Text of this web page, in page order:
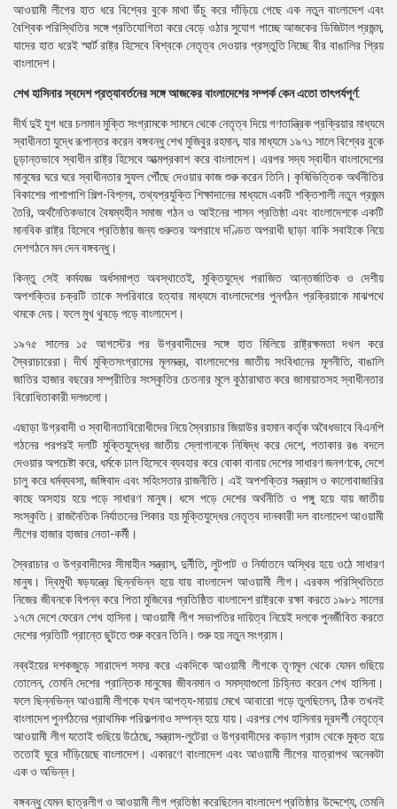
আওয়ামী লীগের হাত ধরে বিশ্বের বুকে মাথা উঁচু করে দাঁড়িয়ে গেছে এক নতুন বাংলাদেশ এবং
বৈশ্বিক পরিস্থিতির সঙ্গে প্রতিযোগিতা করে বেড়ে ওঠার সুযোগ পাচ্ছে আজকের ডিজিটাল প্রজন্ম,
যাদের হাত ধরেই স্মার্ট রাষ্ট্র হিসেবে বিশ্বকে নেতৃত্ব দেওয়ার প্রস্তুতি নিচ্ছে বীর বাঙালির প্রিয়
বাংলাদেশ।
শেখ হাসিনার স্বদেশ প্রত্যাবর্তনের সঙ্গে আজকের বাংলাদেশের সম্পর্ক কেন এতো তাৎপর্যপূর্ণ:
দীর্ঘ দুই যুগ ধরে চলমান মুক্তি সংগ্রামকে সামনে থেকে নেতৃত্ব দিয়ে গণতান্ত্রিক প্রক্রিয়ার মাধ্যমে
স্বাধীনতা যুদ্ধে রূপান্তর করেন বঙ্গবন্ধু শেখ মুজিবুর রহমান, যার মাধ্যমে ১৯৭১ সালে বিশ্বের বুকে
চূড়ান্তভাবে স্বাধীন রাষ্ট্র হিসেবে আত্মপ্রকাশ করে বাংলাদেশ। এরপর সদ্য স্বাধীন বাংলাদেশের
মানুষের ঘরে ঘরে স্বাধীনতার সুফল পৌঁছে দেওয়ার কাজ শুরু করেন তিনি। কৃষিভিত্তিক অর্থনীতির
বিকাশের পাশাপাশি শিল্প-বিপ্লব, তথ্যপ্রযুক্তি শিক্ষাদানের মাধ্যমে একটি শক্তিশালী নতুন প্রজন্ম
তৈরি, অর্থনৈতিকভাবে বৈষম্যহীন সমাজ গঠন ও আইনের শাসন প্রতিষ্ঠা এবং বাংলাদেশকে একটি
মানবিক রাষ্ট্র হিসেবে প্রতিষ্ঠার জন্য গুরুতর অপরাধে দণ্ডিত অপরাধী ছাড়া বাকি সবাইকে নিয়ে
দেশগঠনে মন দেন বঙ্গবন্ধু।
কিন্তু সেই কর্মযজ্ঞ অর্ধসমাপ্ত অবস্থাতেই, মুক্তিযুদ্ধে পরাজিত আন্তর্জাতিক ও দেশীয়
অপশক্তির চক্রটি তাকে সপরিবারে হত্যার মাধ্যমে বাংলাদেশের পুনর্গঠন প্রক্রিয়াকে মাঝপথে
থমকে দেয়। ফলে মুখ থুবড়ে পড়ে বাংলাদেশ।
১৯৭৫ সালের ১৫ আগস্টের পর উগ্রবাদীদের সঙ্গে হাত মিলিয়ে রাষ্ট্রক্ষমতা দখল করে
স্বৈরাচারেরা। দীর্ঘ মুক্তিসংগ্রামের মূলমন্ত্র, বাংলাদেশের জাতীয় সংবিধানের মূলনীতি, বাঙালি
জাতির হাজার বছরের সম্প্রীতির সংস্কৃতির চেতনার মূলে কুঠারাঘাত করে জামায়াতসহ স্বাধীনতার
বিরোধিতাকারী দলগুলো।
এছাড়া উগ্রবাদী ও স্বাধীনতাবিরোধীদের নিয়ে স্বৈরাচার জিয়াউর রহমান কর্তৃক অবৈধভাবে বিএনপি
গঠনের পরপরই দলটি মুক্তিযুদ্ধের জাতীয় স্লোগানকে নিষিদ্ধ করে দেশে, পতাকার রঙ বদলে
দেওয়ার অপচেষ্টা করে, ধর্মকে ঢাল হিসেবে ব্যবহার করে বোকা বানায় দেশের সাধারণ জনগণকে, দেশে
চালু করে ধর্মব্যবসা, জঙ্গিবাদ এবং সহিংসতার রাজনীতি। এই অপশক্তির সন্ত্রাস ও কালোবাজারির
কাছে অসহায় হয়ে পড়ে সাধারণ মানুষ। ধসে পড়ে দেশের অর্থনীতি ও পঙ্গু হয়ে যায় জাতীয়
সংস্কৃতি। রাজনৈতিক নির্যাতনের শিকার হয় মুক্তিযুদ্ধের নেতৃত্ব দানকারী দল বাংলাদেশ আওয়ামী
লীগের হাজার হাজার নেতা-কর্মী।
স্বৈরাচার ও উগ্রবাদীদের সীমাহীন সন্ত্রাস, দুর্নীতি, লুটপাট ও নির্যাতনে অস্থির হয়ে ওঠে সাধারণ
মানুষ। দ্বিমুখী ষড়যন্ত্রে ছিন্নভিন্ন হয়ে যায় বাংলাদেশ আওয়ামী লীগ। এরকম পরিস্থিতিতে
নিজের জীবনকে বিপন্ন করে পিতা মুজিবের প্রতিষ্ঠিত বাংলাদেশ রাষ্ট্রকে রক্ষা করতে ১৯৮১ সালের
১৭মে দেশে ফেরেন শেখ হাসিনা। আওয়ামী লীগ সভাপতির দায়িত্ব নিয়েই দলকে পুনর্জীবিত করতে
দেশের প্রতিটি প্রান্তে ছুটতে শুরু করেন তিনি। শুরু হয় নতুন সংগ্রাম।
নব্বইয়ের দশকজুড়ে সারাদেশ সফর করে একদিকে আওয়ামী লীগকে তৃণমূল থেকে যেমন গুছিয়ে
তোলেন, তেমনি দেশের প্রান্তিক মানুষের জীবনমান ও সমস্যাগুলো চিহ্নিত করেন শেখ হাসিনা।
ফলে ছিন্নভিন্ন আওয়ামী লীগকে যখন আপত্য-মায়ায় মেখে আবারো গড়ে তুলছিলেন, ঠিক তখনই
বাংলাদেশ পুনর্গঠনের প্রাথমিক পরিকল্পনাও সম্পন্ন হয়ে যায়। এরপর শেখ হাসিনার দূরদর্শী নেতৃত্বে
আওয়ামী লীগ যতোই গুছিয়ে উঠেছে, সন্ত্রাস-লুটেরা ও উগ্রবাদীদের কড়াল গ্রাস থেকে মুক্ত হয়ে
ততোই ঘুরে দাঁড়িয়েছে বাংলাদেশ। একারণে বাংলাদেশ এবং আওয়ামী লীগের যাত্রাপথ অনেকটা
এক ও অভিন্ন।
বঙ্গবন্ধু যেমন ছাত্রলীগ ও আওয়ামী লীগ প্রতিষ্ঠা করেছিলেন বাংলাদেশ প্রতিষ্ঠার উদ্দেশ্যে, তেমনি